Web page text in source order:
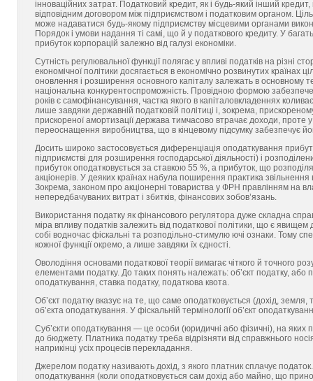
інноваційних затрат. Податковий кредит, як і будь-який інший
відповідним договором між підприємством і податковим органом.
може надаватися будь-якому підприємству місцевими органами
Порядок і умови надання ті самі, що й у податкового кредиту. У
прибуток корпорацій залежно від галузі економіки.
Сутність регулювальної функції полягає у впливі податків на різні
економічної політики досягається в економічно розвинутих
оновлення і розширення основного капіталу залежать в основному
національна конкурентоспроможність. Провідною формою
років є самофінансування, частка якого в капіталовкладеннях
лише завдяки державній податковій політиці і, зокрема,
прискореної амортизації держава тимчасово втра­чає доходи, проте
переоснащення виробництва, що в кінцевому підсумку забезпечує
Досить широко застосовується диференціація оподаткування
підприємстві для розширення господарської діяльності) і
прибуток оподатковується за ставкою 55 %, а прибуток, що
акціонерів. У деяких країнах набула поширення практика
Зокрема, законом про акціонерні товариства у ФРН правлінням на
непередбачуваних витрат і збитків, фінансових зобов’язань.
Використання податку як фінансового регулятора дуже складна
міра впливу податків залежить від податкової політики, що є
собі водночас фіскальні та розподільно-стимулю ючі ознаки. Тому
кожної функції окремо, а лише завдяки їх єдності.
Оволодіння основами податкової теорії вимагає чіткого й точного
елементами податку. До таких понять належать: об’єкт податку, або
оподаткування, ставка податку, податкова квота.
Об’єкт податку вказує на те, що саме оподатковується (дохід,
об’єкта оподаткування. У фіскальній термінології об’єкт
Суб’єкти оподаткування — це особи (юридичні або фізичні), на
до бюджету. Платника податку треба відрізняти від справжнього
наприкінці усіх процесів перекладання.
Джерелом податку називають дохід, з якого платник сплачує
оподаткування (коли оподатковується сам дохід або майно, що